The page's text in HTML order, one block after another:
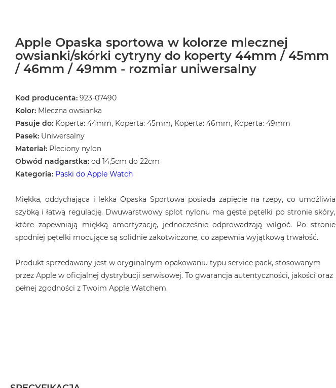
Apple Opaska sportowa w kolorze mlecznej
owsianki/skórki cytryny do koperty 44mm / 45mm
/ 46mm / 49mm - rozmiar uniwersalny
Kod producenta: 923-07490
Kolor: Mleczna owsianka
Pasuje do: Koperta: 44mm, Koperta: 45mm, Koperta: 46mm, Koperta: 49mm
Pasek: Uniwersalny
Materiał: Pleciony nylon
Obwód nadgarstka: od 14,5cm do 22cm
Kategoria: Paski do Apple Watch
Miękka, oddychająca i lekka Opaska Sportowa posiada zapięcie na rzepy, co umożliwia
szybką i łatwą regulację. Dwuwarstwowy splot nylonu ma gęste pętelki po stronie skóry,
które zapewniają miękką amortyzację, jednocześnie odprowadzają wilgoć. Po stronie
spodniej pętelki mocujące są solidnie zakotwiczone, co zapewnia wyjątkową trwałość.
Produkt sprzedawany jest w oryginalnym opakowaniu typu service pack, stosowanym
przez Apple w oficjalnej dystrybucji serwisowej. To gwarancja autentyczności, jakości oraz
pełnej zgodności z Twoim Apple Watchem.